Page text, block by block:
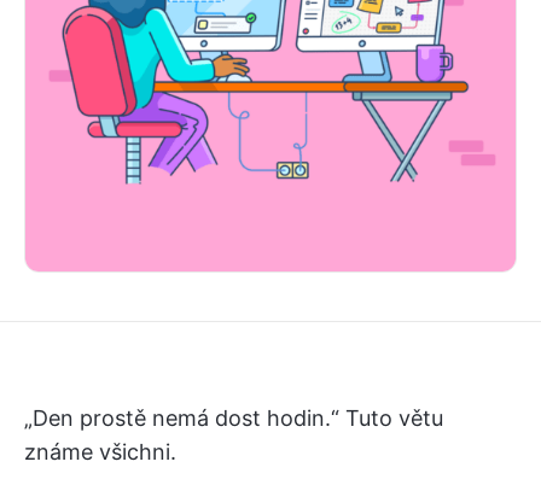
„Den prostě nemá dost hodin.“ Tuto větu
známe všichni.